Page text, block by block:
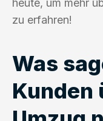
heute, um mehr
zu erfahren!
Was
Kunden